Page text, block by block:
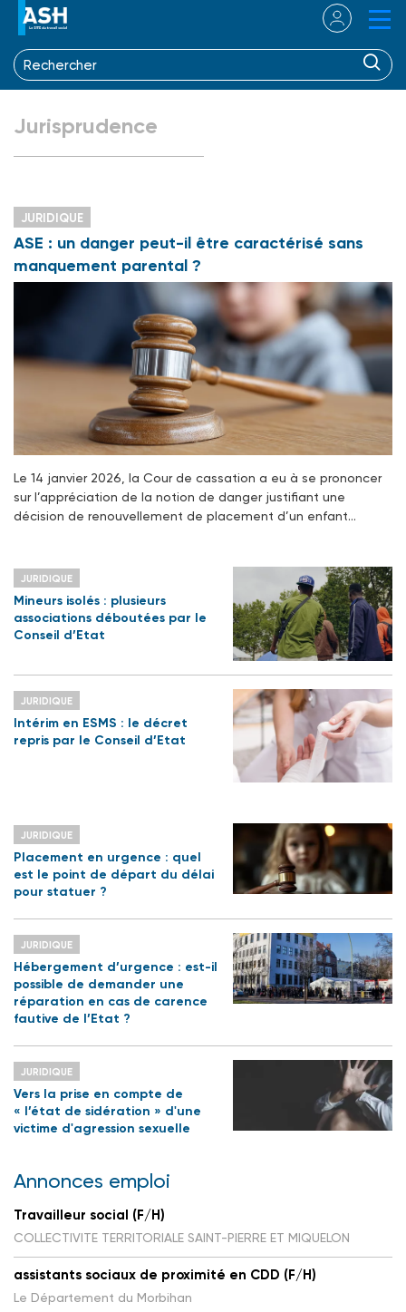
Jurisprudence
JURIDIQUE
ASE : un danger peut-il être caractérisé sans
manquement parental ?
Le 14 janvier 2026, la Cour de cassation a eu à se prononcer
sur l’appréciation de la notion de danger justifiant une
décision de renouvellement de placement d’un enfant…
JURIDIQUE
Mineurs isolés : plusieurs
associations déboutées par le
Conseil d’Etat
JURIDIQUE
Intérim en ESMS : le décret
repris par le Conseil d’Etat
JURIDIQUE
Placement en urgence : quel
est le point de départ du délai
pour statuer ?
JURIDIQUE
Hébergement d’urgence : est-il
possible de demander une
réparation en cas de carence
fautive de l’Etat ?
JURIDIQUE
Vers la prise en compte de
« l’état de sidération » d'une
victime d'agression sexuelle
Annonces emploi
Travailleur social (F/H)
COLLECTIVITE TERRITORIALE SAINT-PIERRE ET MIQUELON
assistants sociaux de proximité en CDD (F/H)
Le Département du Morbihan